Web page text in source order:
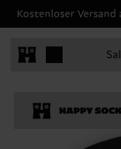
Kostenloser Versand